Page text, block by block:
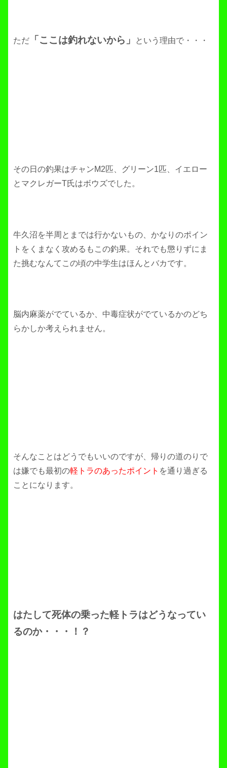
ただ 「ここは釣れないから」 という理由で・・・
その日の釣果はチャンM2匹、グリーン1匹、イエロー
とマクレガーT氏はボウズでした。
牛久沼を半周とまでは行かないもの、かなりのポイン
トをくまなく攻めるもこの釣果。それでも懲りずにま
た挑むなんてこの頃の中学生はほんとバカです。
脳内麻薬がでているか、中毒症状がでているかのどち
らかしか考えられません。
そんなことはどうでもいいのですが、帰りの道のりで
は嫌でも最初の軽トラのあったポイント を通り過ぎる
ことになります。
はたして死体の乗った軽トラはどうなってい
るのか・・・！？